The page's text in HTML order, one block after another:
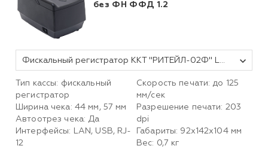
без ФН ФФД 1.2
Фискальный регистратор ККТ "РИТЕЙЛ-02Ф" LAN/USB с раз. ДЯ (черный) без ФН ФФД 1.2
Тип кассы: фискальный
регистратор
Ширина чека: 44 мм, 57 мм
Автоотрез чека: Да
Интерфейсы: LAN, USB, RJ-
12
Скорость печати: до 125
мм/сек
Разрешение печати: 203
dpi
Габариты: 92х142х104мм
Вес: 0,7 кг